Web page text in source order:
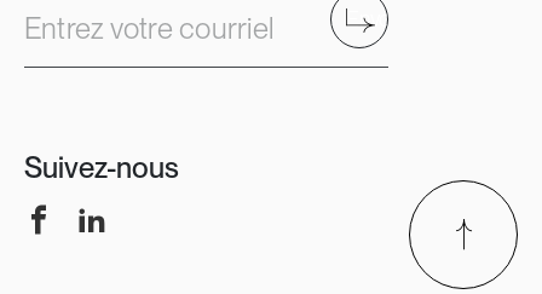
Entrez votre courriel Envoyer
Suivez-nous
FacebookLinkedIn